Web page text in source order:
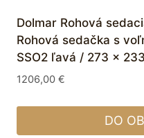
Dolmar Rohová
Rohová sedačka s
SSO2 ľavá / 273 x
1206,00 €
DO